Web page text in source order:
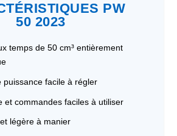
PW
50 2023
temps de 50 cm³ entièrement
puissance facile à régler
et commandes faciles à utiliser
légère à manier